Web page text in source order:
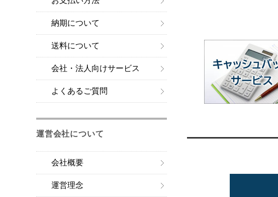
納期について
送料について
会社・法人向けサービス
よくあるご質問
運営会社について
会社概要
運営理念